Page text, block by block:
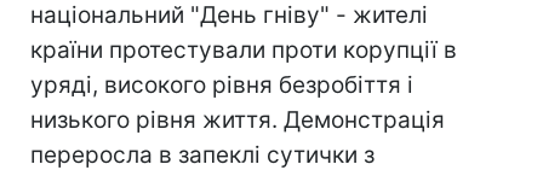
національний "День гніву" - жителі
країни протестували проти корупції в
уряді, високого рівня безробіття і
низького рівня життя. Демонстрація
переросла в запеклі сутички з